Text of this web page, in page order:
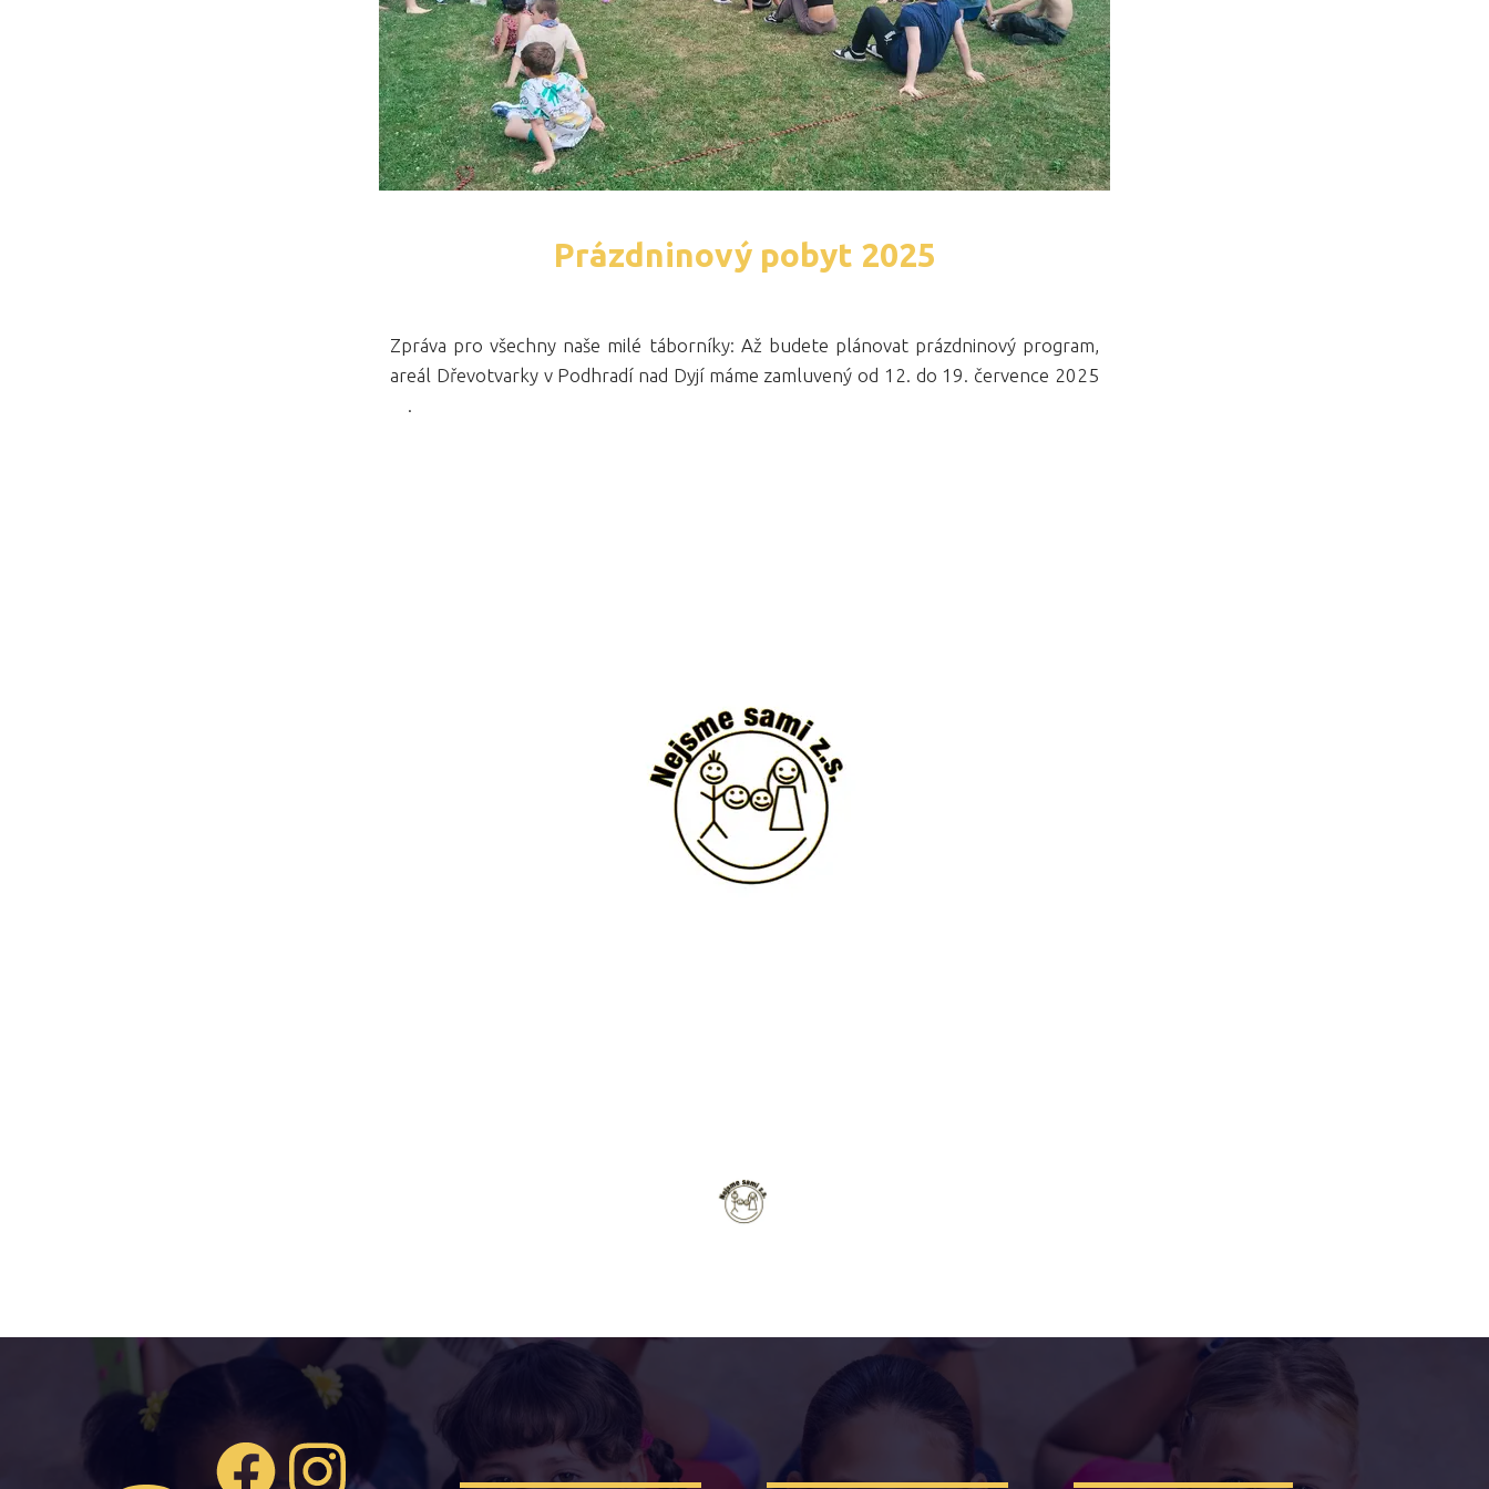
Prázdninový pobyt 2025
Zpráva pro všechny naše milé táborníky: Až budete plánovat prázdninový program,
areál Dřevotvarky v Podhradí nad Dyjí máme zamluvený od 12. do 19. července 2025
.